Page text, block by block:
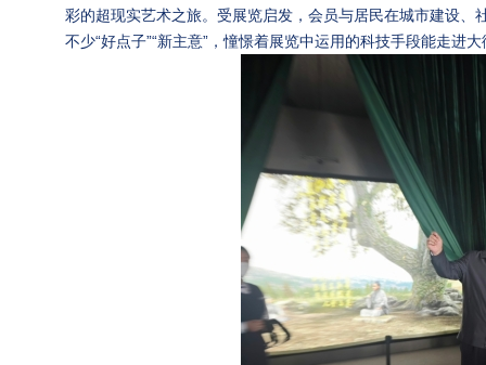
彩的超现实艺术之旅。受展览启发，会员与居民在城市建设
不少“好点子”“新主意”，憧憬着展览中运用的科技手段能走进